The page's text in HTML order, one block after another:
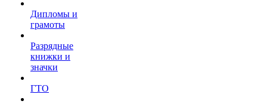
Дипломы и
грамоты
Разрядные
книжки и
значки
ГТО